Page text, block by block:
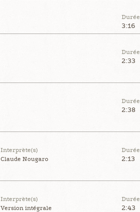
Durée
3:16
Durée
2:33
Durée
2:38
Interprète(s)
Claude Nougaro
Durée
2:13
Interprète(s)
Version intégrale
Durée
2:43